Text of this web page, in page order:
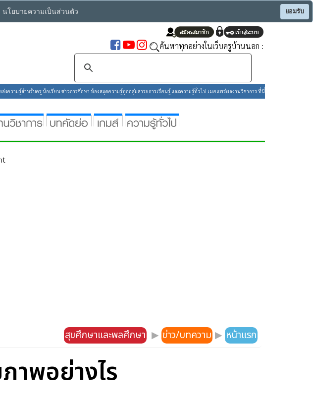
นโยบายความเป็นส่วนตัว ยอมรับ
ค้นหาทุกอย่างในเว็บครูบ้านนอก :
งความรู้สำหรับครู นักเรียน ข่าวการศึกษา ห้องสมุดความรู้ทุกกลุ่มสาระการเรียนรู้ และความรู้ทั่วไป เผยแพร่ผลงานวิชาการ ที่นี่
สุขศึกษาและพลศึกษา ▶ ข่าว/บทความ ▶ หน้าแรก
พอย่างไร